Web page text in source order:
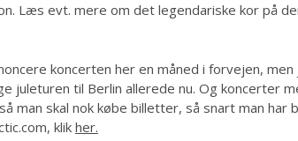
Læs evt. mere om det legendariske kor på
koncerten her en måned i forvejen,
juleturen til Berlin allerede nu. Og koncerter
man skal nok købe billetter, så snart man har
klikher.